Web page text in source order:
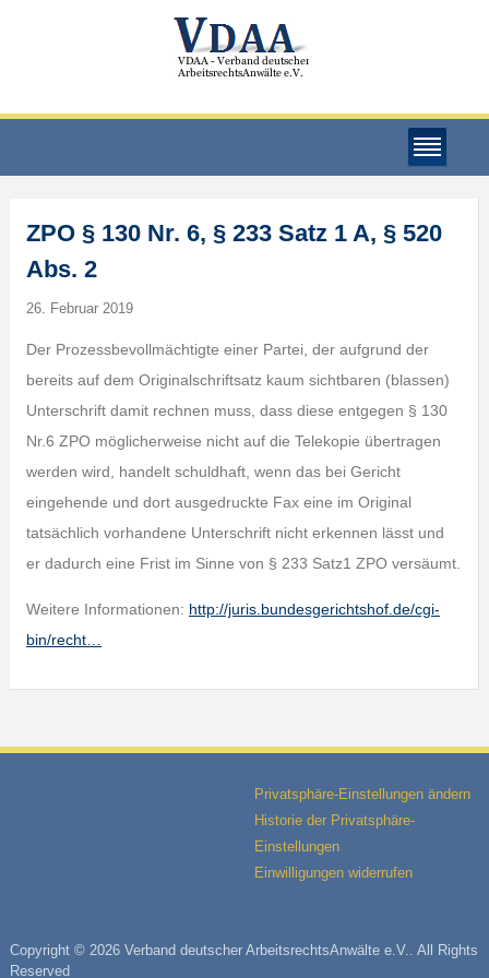
ZPO § 130 Nr. 6, § 233 Satz 1 A, § 520
Abs. 2
26. Februar 2019
Der Prozessbevollmächtigte einer Partei, der aufgrund der
bereits auf dem Originalschriftsatz kaum sichtbaren (blassen)
Unterschrift damit rechnen muss, dass diese entgegen § 130
Nr.6 ZPO möglicherweise nicht auf die Telekopie übertragen
werden wird, handelt schuldhaft, wenn das bei Gericht
eingehende und dort ausgedruckte Fax eine im Original
tatsächlich vorhandene Unterschrift nicht erkennen lässt und
er dadurch eine Frist im Sinne von § 233 Satz1 ZPO versäumt.
Weitere Informationen: http://juris.bundesgerichtshof.de/cgi-
bin/recht…
Privatsphäre-Einstellungen ändern
Historie der Privatsphäre-
Einstellungen
Einwilligungen widerrufen
Copyright © 2026 Verband deutscher ArbeitsrechtsAnwälte e.V.. All Rights
Reserved